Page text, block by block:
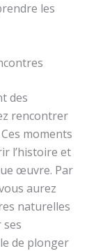
les
des
rencontrer
moments
l’histoire et
œuvre. Par
aurez
naturelles
de plonger